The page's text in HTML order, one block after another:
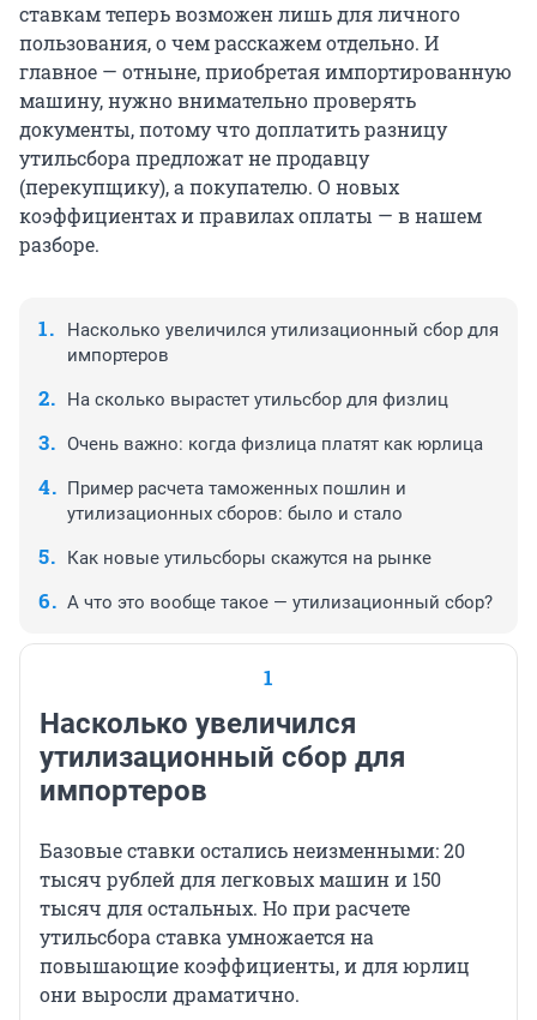
ставкам теперь возможен лишь для личного
пользования, о чем расскажем отдельно. И
главное — отныне, приобретая импортированную
машину, нужно внимательно проверять
документы, потому что доплатить разницу
утильсбора предложат не продавцу
(перекупщику), а покупателю. О новых
коэффициентах и правилах оплаты — в нашем
разборе.
Насколько увеличился утилизационный сбор для
импортеров
На сколько вырастет утильсбор для физлиц
Очень важно: когда физлица платят как юрлица
Пример расчета таможенных пошлин и
утилизационных сборов: было и стало
Как новые утильсборы скажутся на рынке
А что это вообще такое — утилизационный сбор?
1
Насколько увеличился
утилизационный сбор для
импортеров
Базовые ставки остались неизменными: 20
тысяч рублей для легковых машин и 150
тысяч для остальных. Но при расчете
утильсбора ставка умножается на
повышающие коэффициенты, и для юрлиц
они выросли драматично.